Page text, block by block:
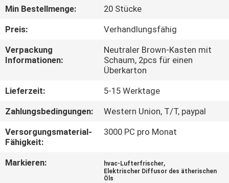
QUALITÄTSKONTROLLE
TRETEN
SIE
UNS
IN
VERBINDUNG
FORDERN
Min Bestellmenge:
20 Stücke
Preis:
Verhandlungsfähig
Verpackung
Informationen:
Neutraler Brown-Kasten mit
Schaum, 2pcs für einen
Überkarton
Lieferzeit:
5-15 Werktage
Zahlungsbedingungen:
Western Union, T/T, paypal
Versorgungsmaterial-
Fähigkeit:
3000 PC pro Monat
Markieren: hvac-Lufterfrischer,
Elektrischer Diffusor des ätherischen
Öls